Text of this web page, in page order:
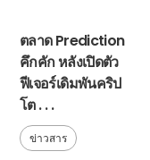
ตลาด Prediction
คึกคัก หลังเปิดตัว
ฟีเจอร์เดิมพันคริป
โต . . .
ข่าวสาร